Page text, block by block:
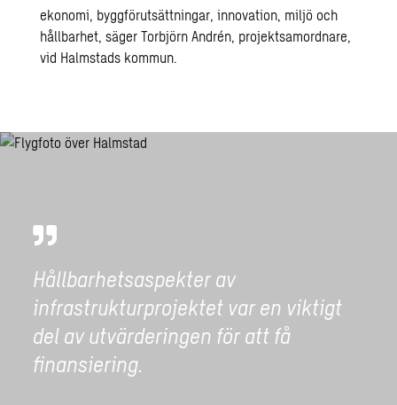
ekonomi, byggförutsättningar, innovation, miljö och
hållbarhet, säger Torbjörn Andrén, projektsamordnare,
vid Halmstads kommun.
Hållbarhetsaspekter av
infrastrukturprojektet var en viktigt
del av utvärderingen för att få
finansiering.